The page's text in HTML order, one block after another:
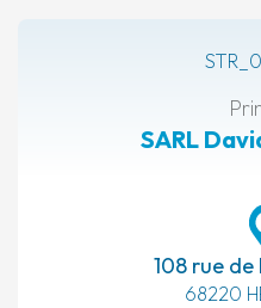
SARL
108 rue
68220